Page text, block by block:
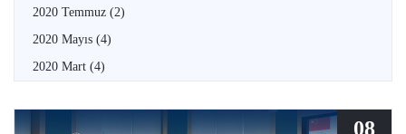
2020 Temmuz (2)
2020 Mayıs (4)
2020 Mart (4)
08